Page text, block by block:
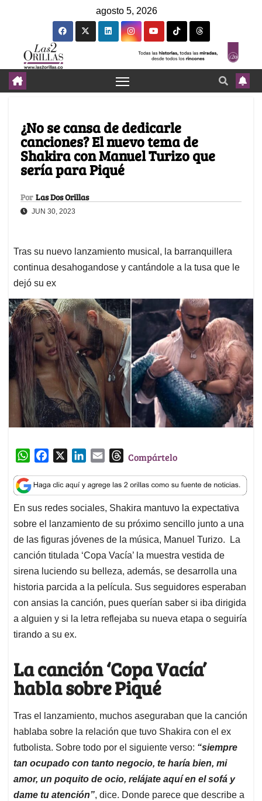
agosto 5, 2026
¿No se cansa de dedicarle
canciones? El nuevo tema de
Shakira con Manuel Turizo que
sería para Piqué
Por Las Dos Orillas
JUN 30, 2023
Tras su nuevo lanzamiento musical, la barranquillera
continua desahogandose y cantándole a la tusa que le
dejó su ex
W
a
t
s
A
p
p
c
e
b
o
o
k
n
k
e
d
I
n
a
i
l
T
r
e
a
d
s
Compártelo
En sus redes sociales, Shakira mantuvo la expectativa
sobre el lanzamiento de su próximo sencillo junto a una
de las figuras jóvenes de la música, Manuel Turizo. La
canción titulada ‘Copa Vacía’ la muestra vestida de
sirena luciendo su belleza, además, se desarrolla una
historia parcida a la película. Sus seguidores esperaban
con ansias la canción, pues querían saber si iba dirigida
a alguien y si la letra reflejaba su nueva etapa o seguiría
tirando a su ex.
La canción ‘Copa Vacía’
habla sobre Piqué
Tras el lanzamiento, muchos aseguraban que la canción
hablaba sobre la relación que tuvo Shakira con el ex
futbolista. Sobre todo por el siguiente verso: “siempre
tan ocupado con tanto negocio, te haría bien, mi
amor, un poquito de ocio, relájate aquí en el sofá y
dame tu atención”, dice. Donde parece que describe a